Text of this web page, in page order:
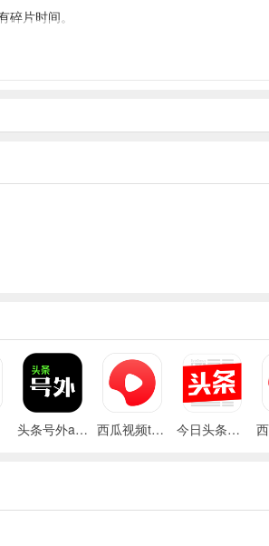
片时间。
头条号外app(改名有柿) 西瓜视频tv电视版安装包(百视通鲜时光) 今日头条自媒体官方版